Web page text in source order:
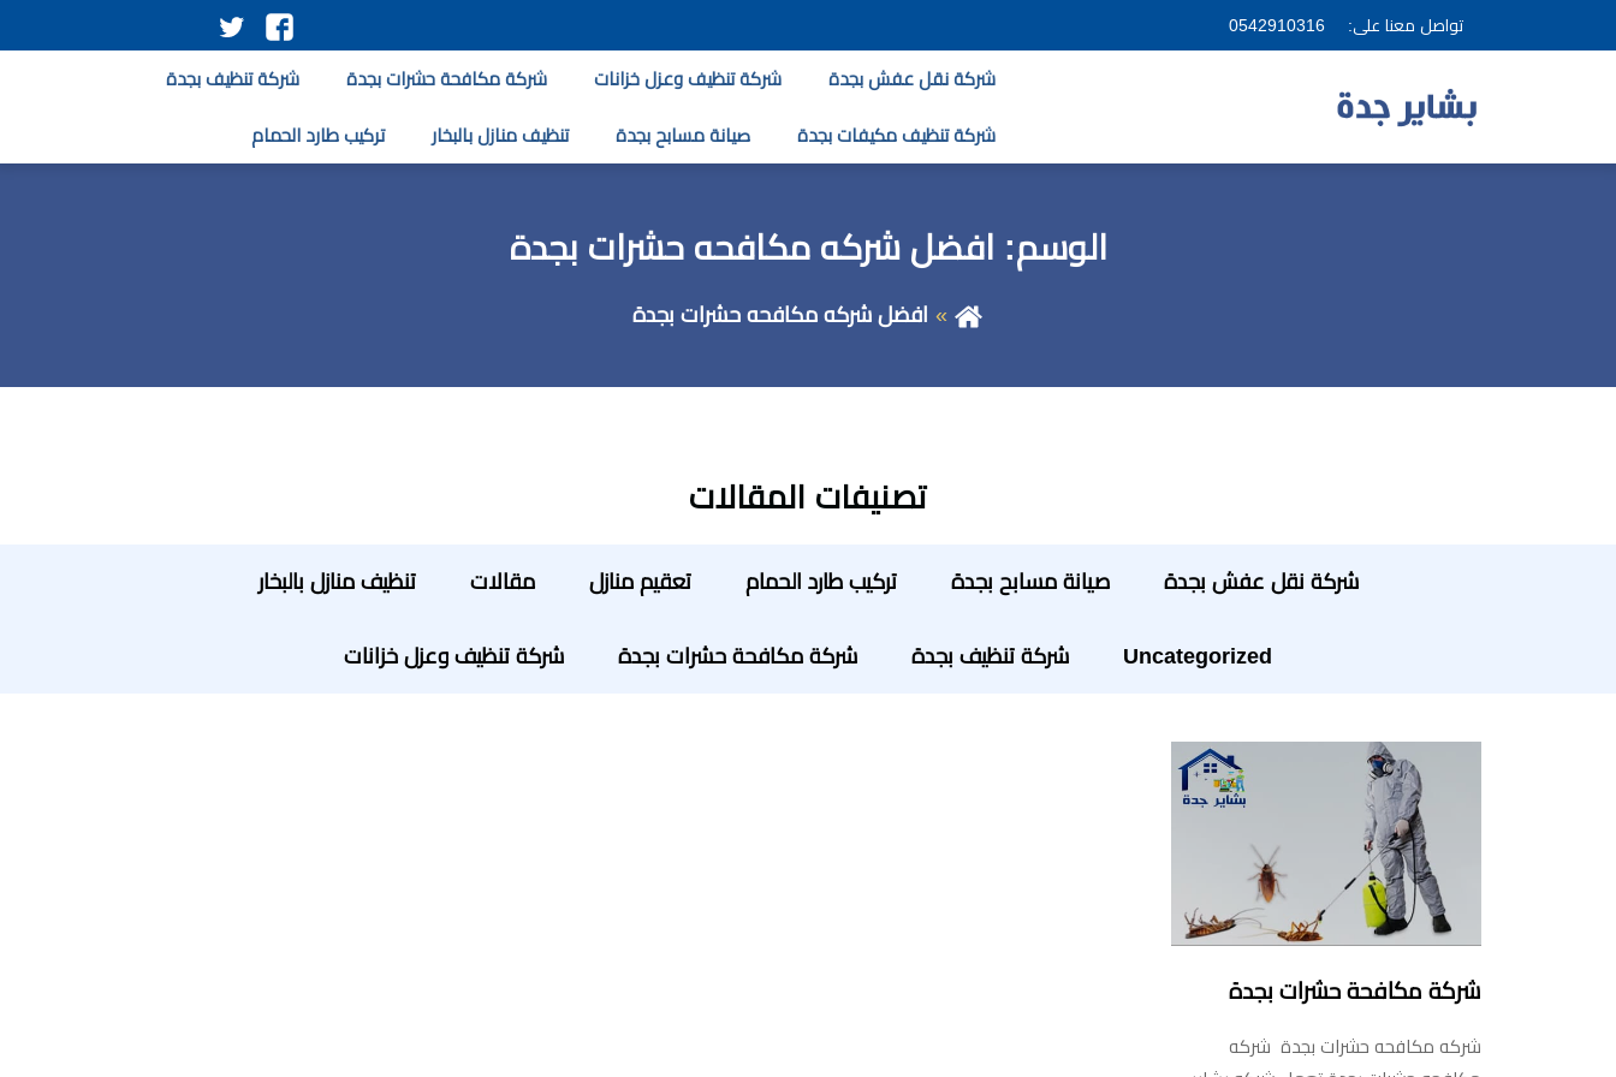
تواصل معنا على: 0542910316
تابعنا
شركة نقل عفش بجدة شركة تنظيف وعزل خزانات شركة مكافحة حشرات بجدة شركة تنظيف بجدة
شركة تنظيف مكيفات بجدة صيانة مسابح بجدة تنظيف منازل بالبخار تركيب طارد الحمام
الوسم: افضل شركه مكافحه حشرات بجدة
افضل شركه مكافحه حشرات بجدة
تصنيفات المقالات
شركة نقل عفش بجدة صيانة مسابح بجدة تركيب طارد الحمام تعقيم منازل مقالات تنظيف منازل بالبخار
Uncategorized شركة تنظيف بجدة شركة مكافحة حشرات بجدة شركة تنظيف وعزل خزانات
شركة مكافحة حشرات بجدة
شركه مكافحه حشرات بجدة شركه